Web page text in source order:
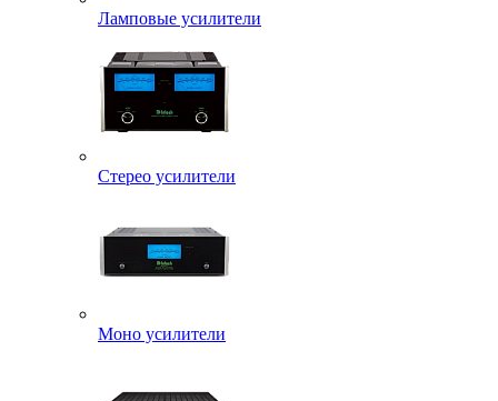
Ламповые усилители
Стерео усилители
Моно усилители